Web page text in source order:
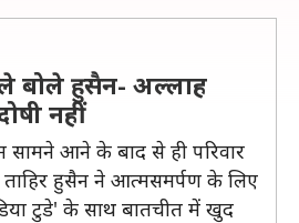
बोले हुसैन- अल्लाह
नहीं
सामने आने के बाद से ही परिवार
हुसैन ने आत्मसमर्पण के लिए
टुडे' के साथ बातचीत में खुद